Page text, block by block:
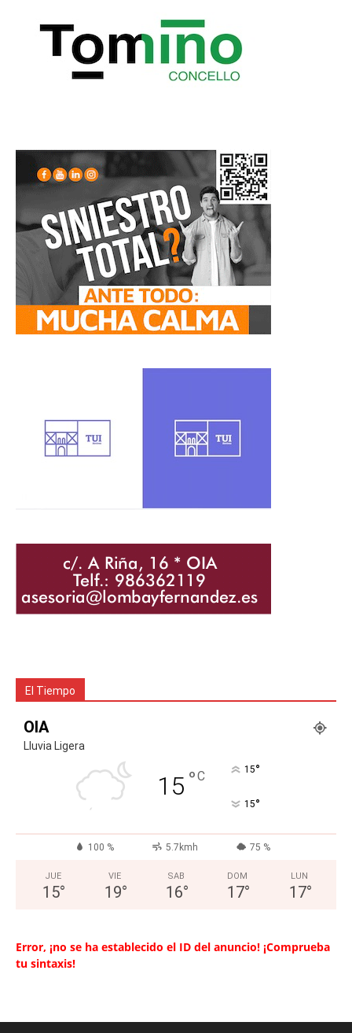
El Tiempo
OIA
Lluvia Ligera
15 °C 15°
15°
100 % 5.7kmh 75 %
JUE
15°
VIE
19°
SAB
16°
DOM
17°
LUN
17°
Error, ¡no se ha establecido el ID del anuncio! ¡Comprueba
tu sintaxis!